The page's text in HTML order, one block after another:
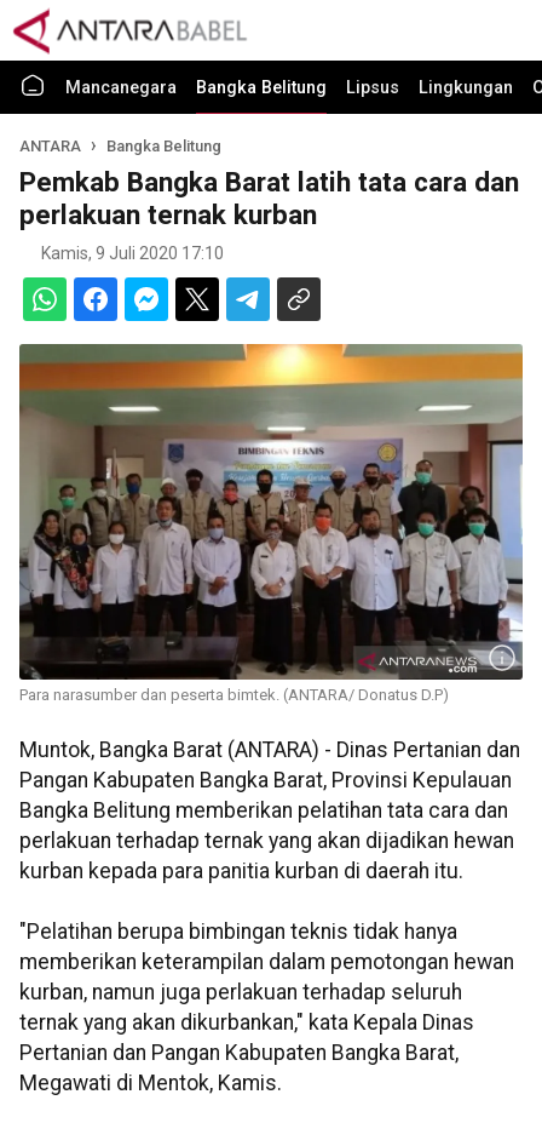
Mancanegara Bangka Belitung Lipsus Lingkungan
ANTARA Bangka Belitung
Pemkab Bangka Barat latih tata cara dan
perlakuan ternak kurban
Kamis, 9 Juli 2020 17:10
Para narasumber dan peserta bimtek. (ANTARA/ Donatus D.P)
Muntok, Bangka Barat (ANTARA) - Dinas Pertanian dan
Pangan Kabupaten Bangka Barat, Provinsi Kepulauan
Bangka Belitung memberikan pelatihan tata cara dan
perlakuan terhadap ternak yang akan dijadikan hewan
kurban kepada para panitia kurban di daerah itu.
"Pelatihan berupa bimbingan teknis tidak hanya
memberikan keterampilan dalam pemotongan hewan
kurban, namun juga perlakuan terhadap seluruh
ternak yang akan dikurbankan," kata Kepala Dinas
Pertanian dan Pangan Kabupaten Bangka Barat,
Megawati di Mentok, Kamis.